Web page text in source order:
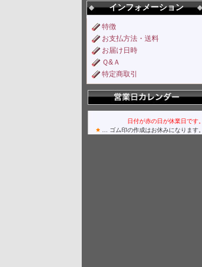
インフォメーション
特徴
お支払方法・送料
お届け日時
Ｑ&Ａ
特定商取引
日付が赤の日が休業日です。
… ゴム印の作成はお休みになります。